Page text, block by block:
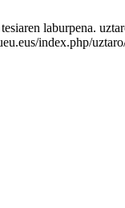
laburpena.
index.php/